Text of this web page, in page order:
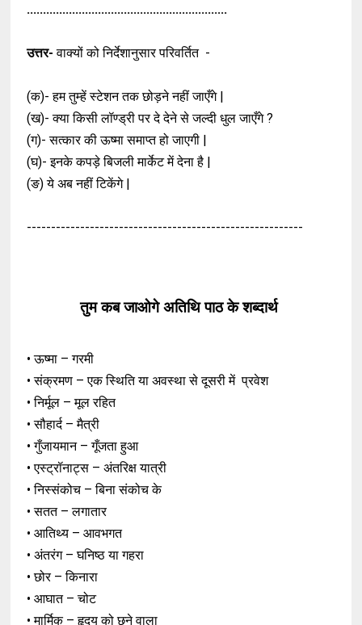
..............................................................
उत्तर-वाक्यों को निर्देशानुसार परिवर्तित -
(क)- हम तुम्हें स्टेशन तक छोड़ने नहीं जाएँगे |
(ख)- क्या किसी लॉण्ड्री पर दे देने से जल्दी धुलजाएँगे ?
(ग)- सत्कार की ऊष्मा समाप्त हो जाएगी |
(घ)- इनके कपड़े बिजली मार्केट में देना है |
(ङ) ये अब नहीं टिकेंगे |
---------------------------------------------------------
तुम कब जाओगे अतिथि पाठ के शब्दार्थ
• ऊष्मा – गरमी
• संक्रमण – एक स्थिति या अवस्था से दूसरी मेंप्रवेश
• निर्मूल – मूल रहित
• सौहार्द – मैत्री
• गुँजायमान – गूँजता हुआ
• एस्ट्रॉनाट्‍स – अंतरिक्ष यात्री
• निस्संकोच – बिना संकोच के
• सतत – लगातार
• आतिथ्य – आवभगत
• अंतरंग – घनिष्ठ या गहरा
• छोर – किनारा
• आघात – चोट
• मार्मिक – हृदय को छूने वाला